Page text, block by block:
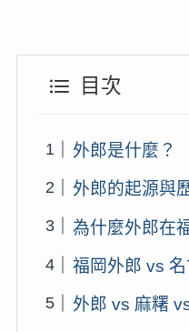
目次
外郎是什麼？
外郎的起源與
為什麼外郎在
福岡外郎 vs
外郎 vs 麻糬